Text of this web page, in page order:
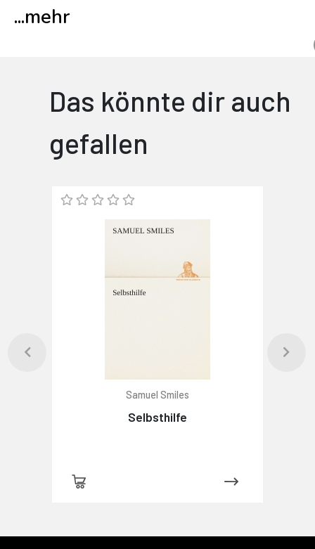
...mehr
Das könnte dir auch
gefallen
Samuel Smiles
Selbsthilfe